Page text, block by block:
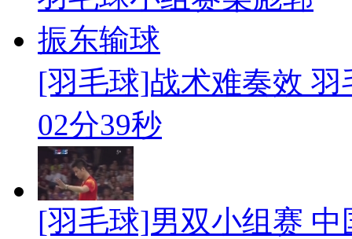
[羽毛球]战术难奏效
02分39秒
[羽毛球]男双小组赛